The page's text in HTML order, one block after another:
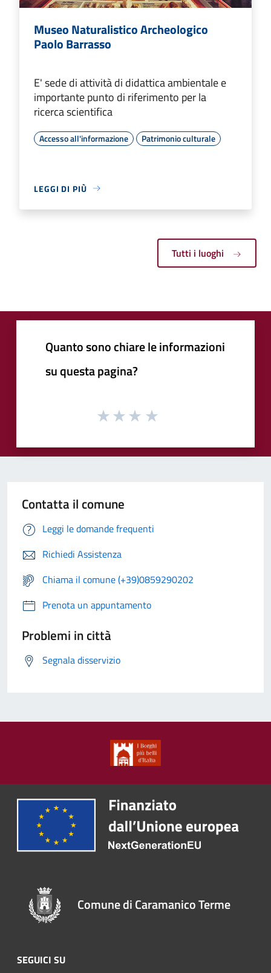
Museo Naturalistico Archeologico
Paolo Barrasso
E' sede di attività di didattica ambientale e
importante punto di riferimento per la
ricerca scientifica
Accesso all'informazione Patrimonio culturale
LEGGI DI PIÙ
Tutti i luoghi
Quanto sono chiare le informazioni
su questa pagina?
Contatta il comune
Leggi le domande frequenti
Richiedi Assistenza
Chiama il comune (+39)0859290202
Prenota un appuntamento
Problemi in città
Segnala disservizio
Comune di Caramanico Terme
SEGUICI SU